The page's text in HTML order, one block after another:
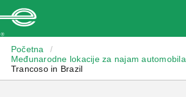
Početna
/
Međunarodne lokacije za najam automobila
Trancoso in Brazil